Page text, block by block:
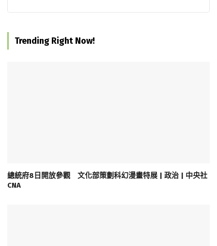
Trending Right Now!
總統府8日開放參觀 文化部策劃科幻漫畫特展 | 政治 | 中央社
CNA